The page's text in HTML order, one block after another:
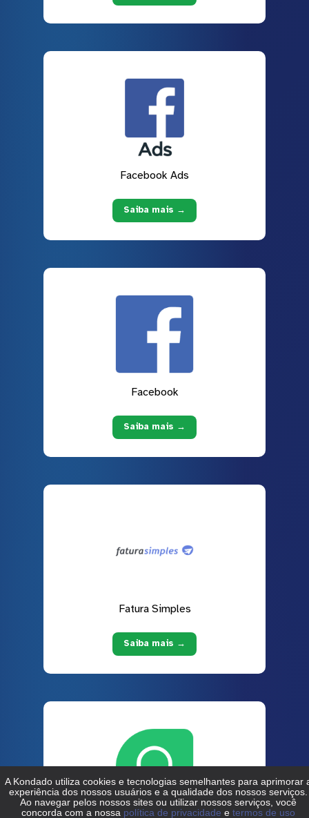
Facebook Ads
Saiba mais →
Facebook
Saiba mais →
Fatura Simples
Saiba mais →